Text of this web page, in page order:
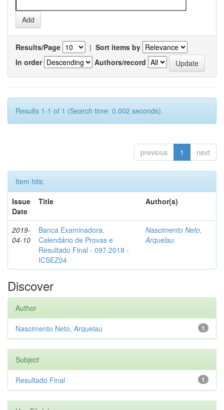
Results/Page | Sort items by
In order
Authors/record
Results 1-1 of 1 (Search time: 0.002 seconds).
previous 1 next
Item hits:
Issue
Date
Title Author(s)
2019-
04-10
Banca Examinadora,
Calendário de Provas e
Resultado Final - 097.2018 -
ICSEZ04
Nascimento Neto,
Arquelau
Discover
Author
1
Nascimento Neto, Arquelau
Subject
1
Resultado Final